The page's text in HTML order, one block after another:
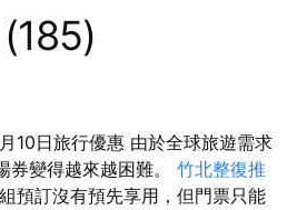
10日旅行優惠 由於全球旅遊需求
券變得越來越困難。 竹北整復推
預訂沒有預先享用，但門票只能